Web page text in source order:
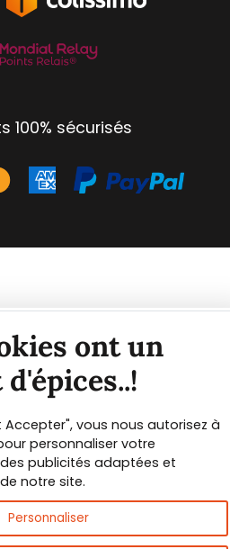
100% sécurisés
ont un
Accepter", vous nous autorisez à
personnaliser votre
publicités adaptées et
notre site.
Personnaliser
sur les
leurs usages
PDF offert !
à notre Newsletter et
le guide des
un guide numérique